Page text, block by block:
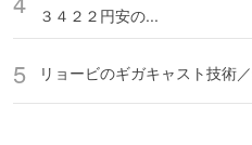
３４２２円安の...
リョービのギガキャスト技術